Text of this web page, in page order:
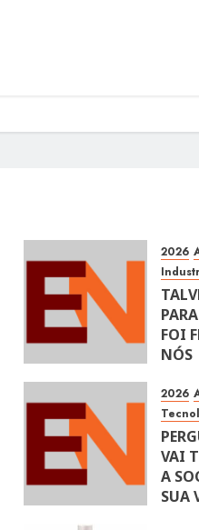
2026
FOI
NÓS
2026
VAI
A
SUA